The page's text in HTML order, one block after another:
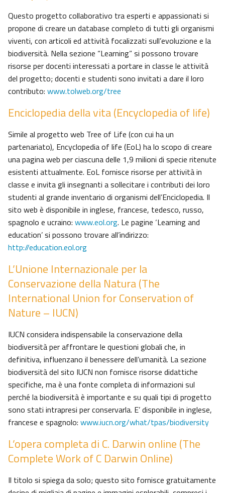
Questo progetto collaborativo tra esperti e appassionati si
propone di creare un database completo di tutti gli organismi
viventi, con articoli ed attività focalizzati sull’evoluzione e la
biodiversità. Nella sezione “Learning” si possono trovare
risorse per docenti interessati a portare in classe le attività
del progetto; docenti e studenti sono invitati a dare il loro
contributo: www.tolweb.org/tree
Enciclopedia della vita (Encyclopedia of life)
Simile al progetto web Tree of Life (con cui ha un
partenariato), Encyclopedia of life (EoL) ha lo scopo di creare
una pagina web per ciascuna delle 1,9 milioni di specie ritenute
esistenti attualmente. EoL fornisce risorse per attività in
classe e invita gli insegnanti a sollecitare i contributi dei loro
studenti al grande inventario di organismi dell’Enciclopedia. Il
sito web è disponibile in inglese, francese, tedesco, russo,
spagnolo e ucraino: www.eol.org. Le pagine ‘Learning and
education’ si possono trovare all’indirizzo:
http://education.eol.org
L’Unione Internazionale per la
Conservazione della Natura (The
International Union for Conservation of
Nature – IUCN)
IUCN considera indispensabile la conservazione della
biodiversità per affrontare le questioni globali che, in
definitiva, influenzano il benessere dell’umanità. La sezione
biodiversità del sito IUCN non fornisce risorse didattiche
specifiche, ma è una fonte completa di informazioni sul
perché la biodiversità è importante e su quali tipi di progetto
sono stati intrapresi per conservarla. E’ disponibile in inglese,
francese e spagnolo: www.iucn.org/what/tpas/biodiversity
L’opera completa di C. Darwin online (The
Complete Work of C Darwin Online)
Il titolo si spiega da solo; questo sito fornisce gratuitamente